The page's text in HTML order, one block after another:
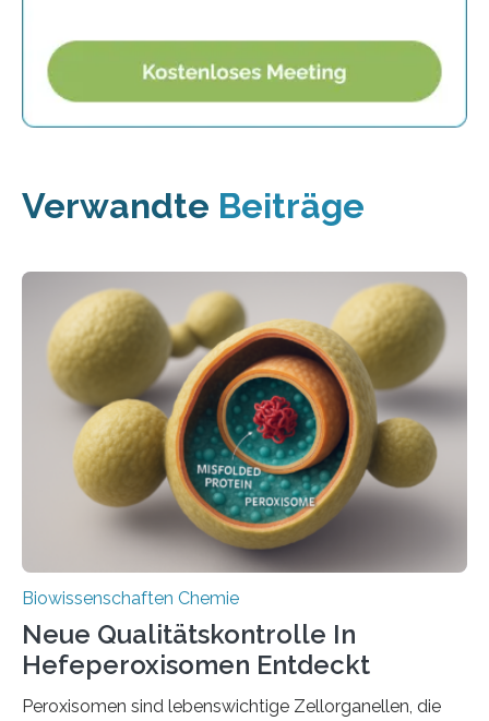
Verwandte Beiträge
Biowissenschaften Chemie
Neue Qualitätskontrolle In
Hefeperoxisomen Entdeckt
Peroxisomen sind lebenswichtige Zellorganellen, die